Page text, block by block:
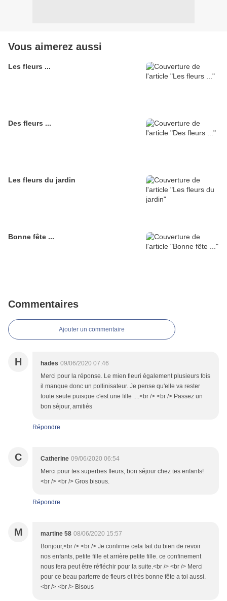
Vous aimerez aussi
Les fleurs ...
Des fleurs ...
Les fleurs du jardin
Bonne fête ...
Commentaires
Ajouter un commentaire
H hades 09/06/2020 07:46
Merci pour la réponse. Le mien fleuri également plusieurs fois
il manque donc un pollinisateur. Je pense qu'elle va rester
toute seule puisque c'est une fille ....<br /> <br /> Passez un
bon séjour, amitiés
Répondre
C Catherine 09/06/2020 06:54
Merci pour tes superbes fleurs, bon séjour chez tes enfants!
<br /> <br /> Gros bisous.
Répondre
M martine 58 08/06/2020 15:57
Bonjour,<br /> <br /> Je confirme cela fait du bien de revoir
nos enfants, petite fille et arrière petite fille. ce confinement
nous fera peut être réfléchir pour la suite.<br /> <br /> Merci
pour ce beau parterre de fleurs et très bonne fête a toi aussi.
<br /> <br /> Bisous